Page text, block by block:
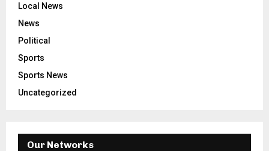
Local News
News
Political
Sports
Sports News
Uncategorized
Our Networks